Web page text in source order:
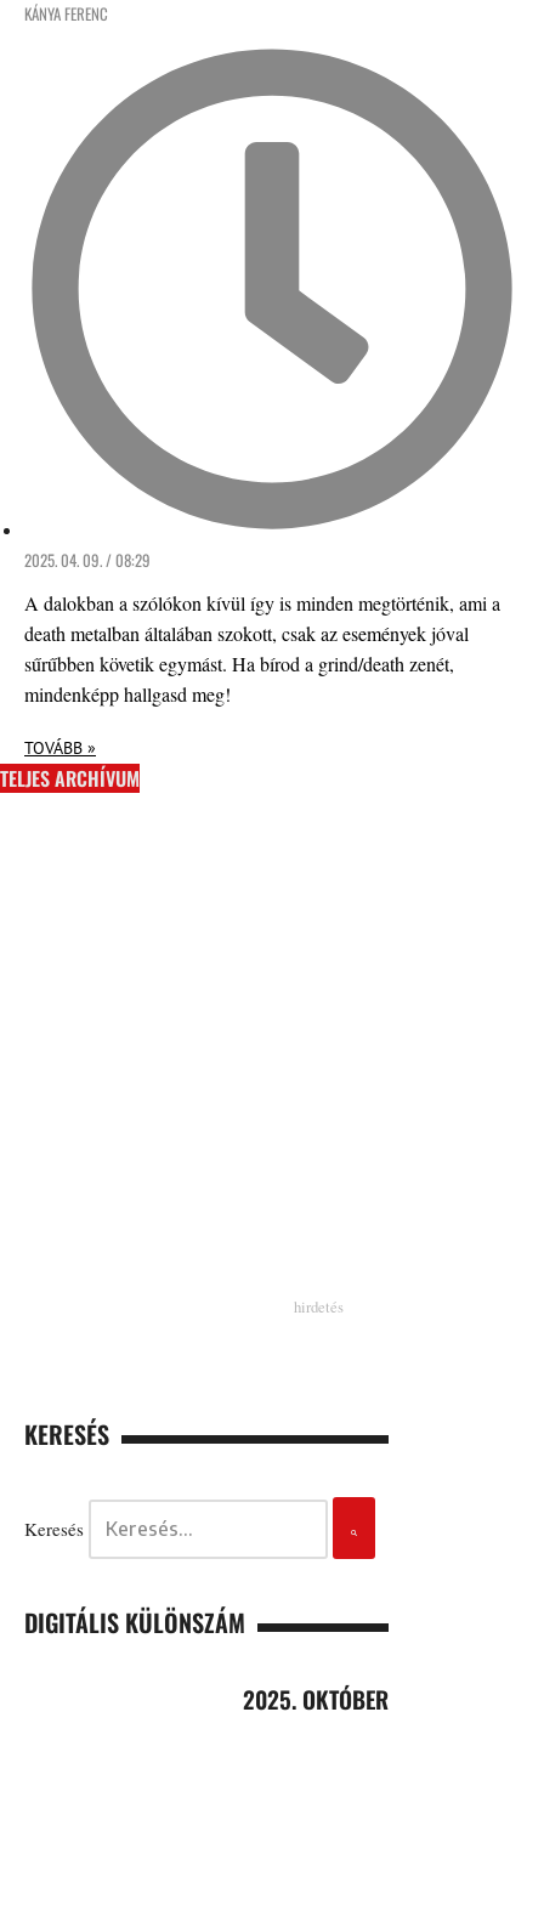
KÁNYA FERENC
2025. 04. 09. / 08:29
A dalokban a szólókon kívül így is minden megtörténik, ami a
death metalban általában szokott, csak az események jóval
sűrűbben követik egymást. Ha bírod a grind/death zenét,
mindenképp hallgasd meg!
TOVÁBB »
TELJES ARCHÍVUM
KERESÉS
Keresés
DIGITÁLIS KÜLÖNSZÁM
2025. OKTÓBER